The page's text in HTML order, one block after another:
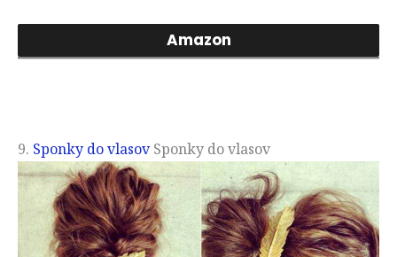
Amazon
9. Sponky do vlasovSponky do vlasov